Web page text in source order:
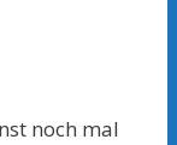
noch mal